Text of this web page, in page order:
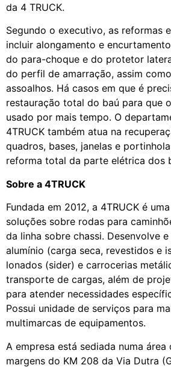
da 4 TRUCK.
Segundo o executivo, as reformas
incluir alongamento e
do para-choque e do protetor
do perfil de amarração, assim
assoalhos. Há casos em que é
restauração total do baú para que
usado por mais tempo. O
4TRUCK também atua na
quadros, bases, janelas e
reforma total da parte elétrica dos
Sobre a 4TRUCK
Fundada em 2012, a 4TRUCK é
soluções sobre rodas para
da linha sobre chassi. Desenvolve
alumínio (carga seca, revestidos e
lonados (sider) e carrocerias
transporte de cargas, além de
para atender necessidades
Possui unidade de serviços para
multimarcas de equipamentos.
A empresa está sediada numa área
margens do KM 208 da Via Dutra